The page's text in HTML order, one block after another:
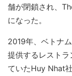
舗が閉鎖され、
になった。
2019年、ベトナ
提供するレスト
ていたHuy Nhat